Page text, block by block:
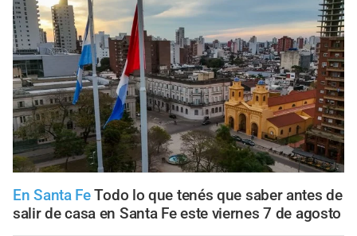
En Santa FeTodo lo que tenés que saber antes de
salir de casa en Santa Fe este viernes 7 de agosto